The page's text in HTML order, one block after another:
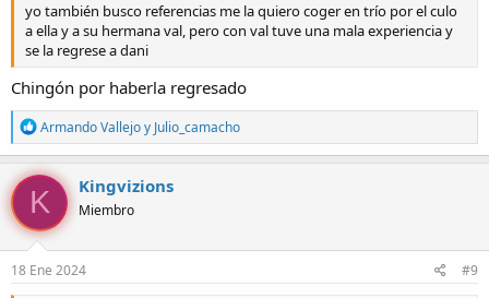
yo también busco referencias me la quiero coger en trío por el culo
a ella y a su hermana val, pero con val tuve una mala experiencia y
se la regrese a dani
Chingón por haberla regresado
R
e
a
c
c
i
o
n
e
Armando Vallejoy Julio_camacho
K Kingvizions
Miembro
18 Ene 2024 #9